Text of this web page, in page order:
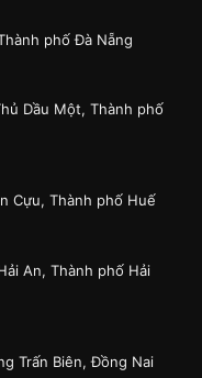
phố Đà Nẵng
Dầu Một, Thành phố
Cựu, Thành phố Huế
An, Thành phố Hải
Trấn Biên, Đồng Nai